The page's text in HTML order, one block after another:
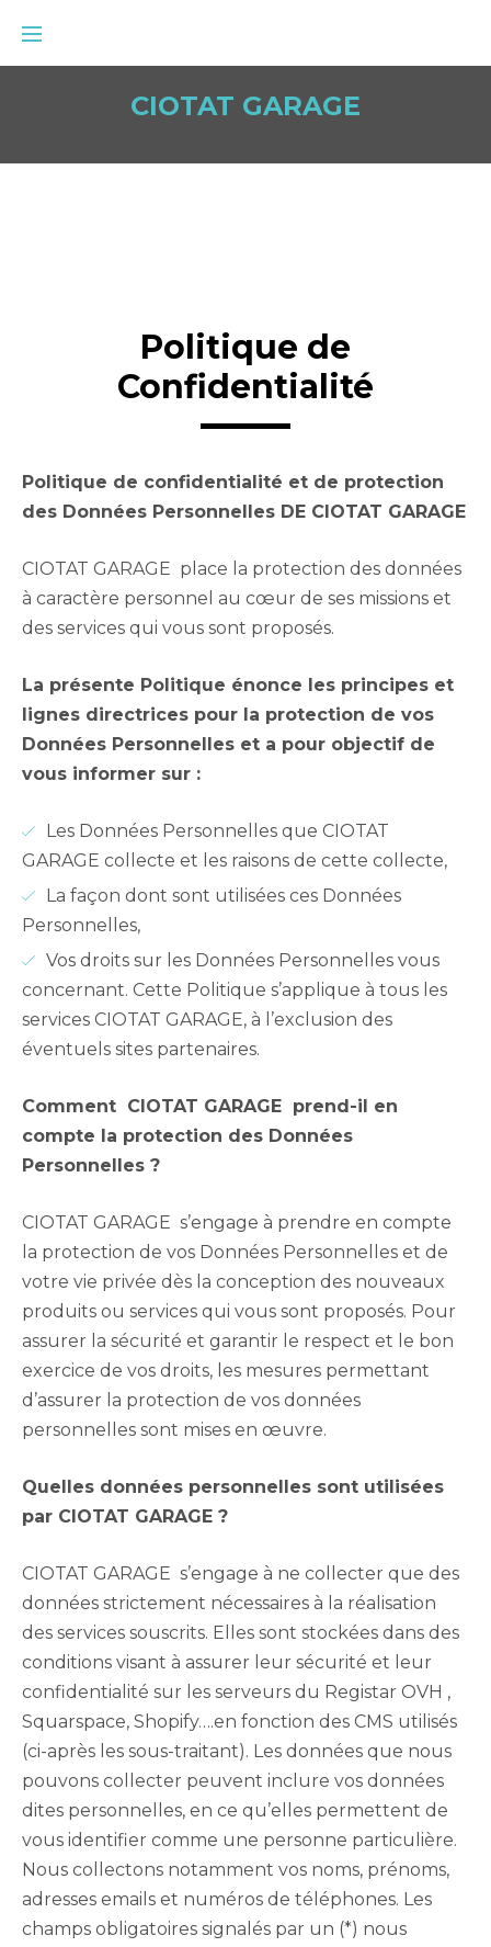
CIOTAT GARAGE
Politique de
Confidentialité
Politique de confidentialité et de protection
des Données Personnelles DE CIOTAT GARAGE
CIOTAT GARAGE place la protection des données
à caractère personnel au cœur de ses missions et
des services qui vous sont proposés.
La présente Politique énonce les principes et
lignes directrices pour la protection de vos
Données Personnelles et a pour objectif de
vous informer sur :
Les Données Personnelles que CIOTAT
GARAGE collecte et les raisons de cette collecte,
La façon dont sont utilisées ces Données
Personnelles,
Vos droits sur les Données Personnelles vous
concernant. Cette Politique s’applique à tous les
services CIOTAT GARAGE, à l’exclusion des
éventuels sites partenaires.
Comment CIOTAT GARAGE prend-il en
compte la protection des Données
Personnelles ?
CIOTAT GARAGE s’engage à prendre en compte
la protection de vos Données Personnelles et de
votre vie privée dès la conception des nouveaux
produits ou services qui vous sont proposés. Pour
assurer la sécurité et garantir le respect et le bon
exercice de vos droits, les mesures permettant
d’assurer la protection de vos données
personnelles sont mises en œuvre.
Quelles données personnelles sont utilisées
par CIOTAT GARAGE ?
CIOTAT GARAGE s’engage à ne collecter que des
données strictement nécessaires à la réalisation
des services souscrits. Elles sont stockées dans des
conditions visant à assurer leur sécurité et leur
confidentialité sur les serveurs du Registar OVH ,
Squarspace, Shopify….en fonction des CMS utilisés
(ci-après les sous-traitant). Les données que nous
pouvons collecter peuvent inclure vos données
dites personnelles, en ce qu’elles permettent de
vous identifier comme une personne particulière.
Nous collectons notamment vos noms, prénoms,
adresses emails et numéros de téléphones. Les
champs obligatoires signalés par un (*) nous